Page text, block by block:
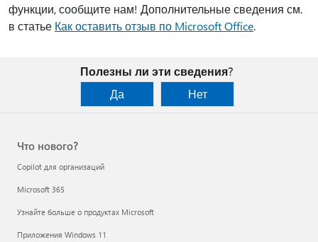
функции, сообщите нам! Дополнительные сведения см.
в статье Как оставить отзыв по Microsoft Office.
Полезны ли эти сведения?
Да
Нет
Что нового?
Copilot для организаций
Microsoft 365
Узнайте больше о продуктах Microsoft
Приложения Windows 11